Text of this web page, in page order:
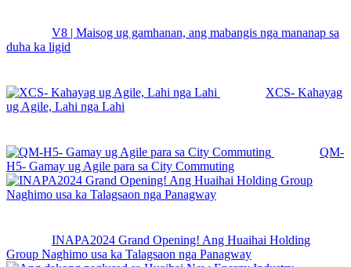
V8 | Maisog ug gamhanan, ang mabangis nga mananap sa
duha ka ligid
XCS- Kahayag
ug Agile, Lahi nga Lahi
QM-
H5- Gamay ug Agile para sa City Commuting
INAPA2024 Grand Opening! Ang Huaihai Holding
Group Naghimo usa ka Talagsaon nga Panagway